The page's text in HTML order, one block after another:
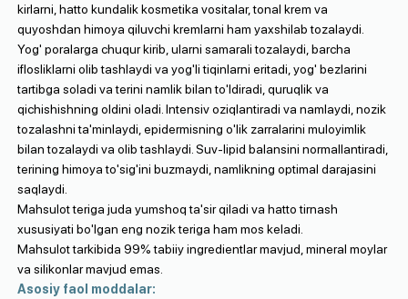
kirlarni, hatto kundalik kosmetika vositalar, tonal krem va
quyoshdan himoya qiluvchi kremlarni ham yaxshilab tozalaydi.
Yog' poralarga chuqur kirib, ularni samarali tozalaydi, barcha
iflosliklarni olib tashlaydi va yog'li tiqinlarni eritadi, yog' bezlarini
tartibga soladi va terini namlik bilan to'ldiradi, quruqlik va
qichishishning oldini oladi. Intensiv oziqlantiradi va namlaydi, nozik
tozalashni ta'minlaydi, epidermisning o'lik zarralarini muloyimlik
bilan tozalaydi va olib tashlaydi. Suv-lipid balansini normallantiradi,
terining himoya to'sig'ini buzmaydi, namlikning optimal darajasini
saqlaydi.
Mahsulot teriga juda yumshoq ta'sir qiladi va hatto tirnash
xususiyati bo'lgan eng nozik teriga ham mos keladi.
Mahsulot tarkibida 99% tabiiy ingredientlar mavjud, mineral moylar
va silikonlar mavjud emas.
Asosiy faol moddalar: